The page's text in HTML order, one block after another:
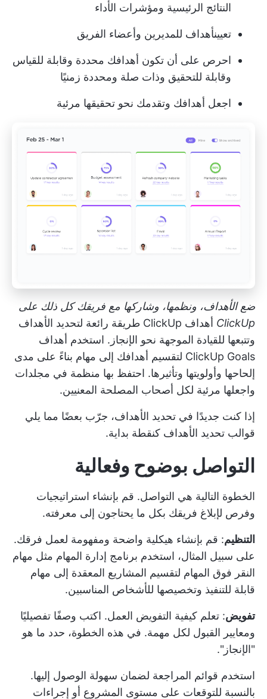
النتائج الرئيسية ومؤشرات الأداء
تعيينأهداف للمديرين وأعضاء الفريق
احرص على أن تكون أهدافك محددة وقابلة للقياس
وقابلة للتحقيق وذات صلة ومحددة زمنيًا
اجعل أهدافك وتقدمك نحو تحقيقها مرئية
ضع الأهداف، ونظمها، وشاركها مع فريقك كل ذلك على
ClickUp أهداف ClickUp
طريقة رائعة لتحديد الأهداف
وتتبعها للقيادة الموجهة نحو الإنجاز. استخدم أهداف
ClickUp Goals لتقسيم أهدافك إلى مهام بناءً على مدى
إلحاحها وأولويتها وتأثيرها. احتفظ بها منظمة في مجلدات
واجعلها مرئية لكل أصحاب المصلحة المعنيين.
إذا كنت جديدًا في تحديد الأهداف، جرّب بعضًا مما يلي
قوالب تحديد الأهداف كنقطة بداية.
التواصل بوضوح وفعالية
الخطوة التالية هي التواصل. قم بإنشاء استراتيجيات
وفرص لإبلاغ فريقك بكل ما يحتاجون إلى معرفته.
التنظيم: قم بإنشاء هيكلية واضحة ومفهومة لعمل فرقك.
على سبيل المثال، استخدم برنامج إدارة المهام مثل مهام
النقر فوق المهام لتقسيم المشاريع المعقدة إلى مهام
قابلة للتنفيذ وتخصيصها للأشخاص المناسبين.
تفويض: تعلم كيفية التفويض العمل. اكتب وصفًا تفصيليًا
ومعايير القبول لكل مهمة. في هذه الخطوة، حدد ما هو
"الإنجاز".
استخدم قوائم المراجعة لضمان سهولة الوصول إليها.
بالنسبة للتوقعات على مستوى المشروع أو إجراءات